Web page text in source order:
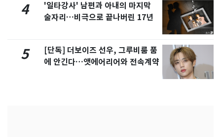
4
'일타강사' 남편과 아내의 마지막
술자리…비극으로 끝나버린 17년
5
[단독] 더보이즈 선우, 그루비룸 품
에 안긴다…앳에어리어와 전속계약